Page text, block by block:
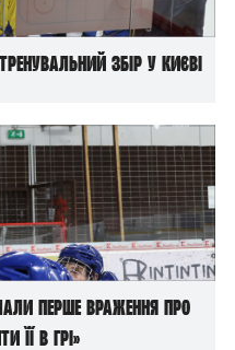
збір у Києві
перше враження про
її в грі»